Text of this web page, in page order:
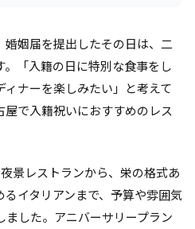
婚姻届を提出したその日は、二
「入籍の日に特別な食事をし
ナーを楽しみたい」と考えて
で入籍祝いにおすすめのレス
景レストランから、栄の格式あ
イタリアンまで、予算や雰囲気
ました。アニバーサリープラン